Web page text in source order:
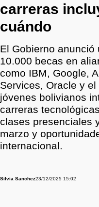
carreras
cuándo
El Gobierno anunció
10.000 becas en
como IBM, Google,
Services, Oracle y
jóvenes bolivianos
carreras
clases presenciales
marzo y
internacional.
Silvia Sanchez23/12/2025 15:02